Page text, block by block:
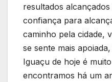
resultados
confiança para
caminho pela cidade,
se sente mais
Iguaçu de hoje é
encontramos há um